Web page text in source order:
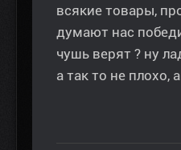
всякие товары,
думают нас
чушь верят ? ну
а так то не плохо,